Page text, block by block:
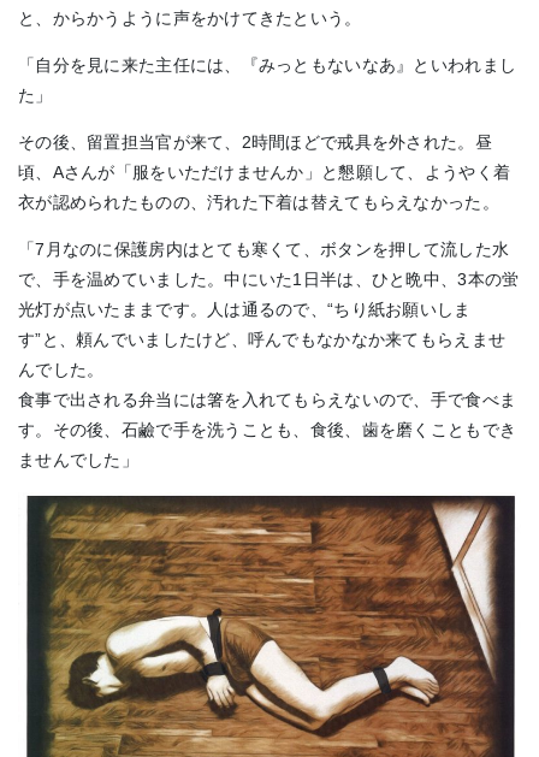
と、からかうように声をかけてきたという。
「自分を見に来た主任には、『みっともないなあ』といわれまし
た」
その後、留置担当官が来て、2時間ほどで戒具を外された。昼
頃、Aさんが「服をいただけませんか」と懇願して、ようやく着
衣が認められたものの、汚れた下着は替えてもらえなかった。
「7月なのに保護房内はとても寒くて、ボタンを押して流した水
で、手を温めていました。中にいた1日半は、ひと晩中、3本の蛍
光灯が点いたままです。人は通るので、“ちり紙お願いしま
す”と、頼んでいましたけど、呼んでもなかなか来てもらえませ
んでした。
食事で出される弁当には箸を入れてもらえないので、手で食べま
す。その後、石鹼で手を洗うことも、食後、歯を磨くこともでき
ませんでした」